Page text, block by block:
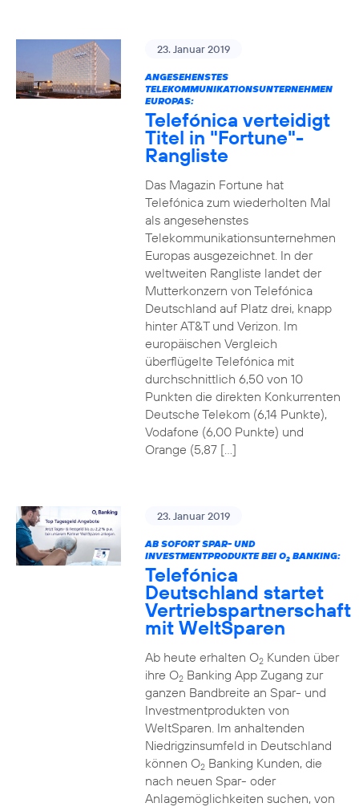
23. Januar 2019
ANGESEHENSTES
TELEKOMMUNIKATIONSUNTERNEHMEN
EUROPAS:
Telefónica verteidigt
Titel in "Fortune"-
Rangliste
Das Magazin Fortune hat
Telefónica zum wiederholten Mal
als angesehenstes
Telekommunikationsunternehmen
Europas ausgezeichnet. In der
weltweiten Rangliste landet der
Mutterkonzern von Telefónica
Deutschland auf Platz drei, knapp
hinter AT&T und Verizon. Im
europäischen Vergleich
überflügelte Telefónica mit
durchschnittlich 6,50 von 10
Punkten die direkten Konkurrenten
Deutsche Telekom (6,14 Punkte),
Vodafone (6,00 Punkte) und
Orange (5,87 […]
23. Januar 2019
AB SOFORT SPAR- UND
INVESTMENTPRODUKTE BEI O2BANKING:
Telefónica
Deutschland startet
Vertriebspartnerschaft
mit WeltSparen
Ab heute erhalten O2Kunden über
ihre O2Banking App Zugang zur
ganzen Bandbreite an Spar- und
Investmentprodukten von
WeltSparen. Im anhaltenden
Niedrigzinsumfeld in Deutschland
können O2Banking Kunden, die
nach neuen Spar- oder
Anlagemöglichkeiten suchen, von